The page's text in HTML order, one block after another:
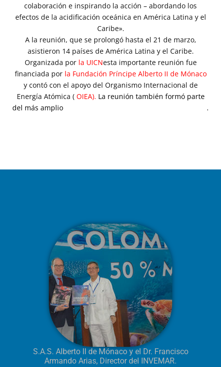
colaboración e inspirando la acción – abordando los
efectos de la acidificación oceánica en América Latina y el
Caribe».
A la reunión, que se prolongó hasta el 21 de marzo,
asistieron 14 países de América Latina y el Caribe.
Organizada por la UICNesta importante reunión fue
financiada por la Fundación Príncipe Alberto II de Mónaco
y contó con el apoyo del Organismo Internacional de
Energía Atómica ( OIEA). La reunión también formó parte
del más amplio
.
S.A.S. Alberto II de Mónaco y el Dr. Francisco
Armando Arias, Director del INVEMAR.